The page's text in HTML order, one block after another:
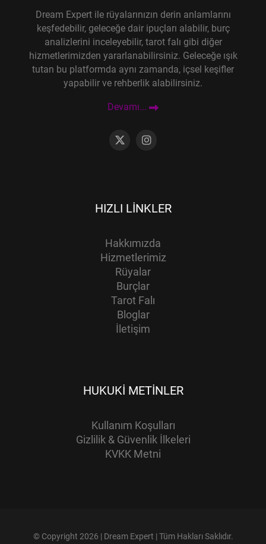
Dream Expert ile rüyalarınızın derin anlamlarını
keşfedebilir, geleceğe dair ipuçları alabilir, burç
analizlerini inceleyebilir, tarot falı gibi diğer
hizmetlerimizden yararlanabilirsiniz. Geleceğe ışık
tutan bu platformda aynı zamanda, içsel keşifler
yapabilir ve rehberlik alabilirsiniz.
Devamı...
HIZLI LINKLER
Hakkımızda
Hizmetlerimiz
Rüyalar
Burçlar
Tarot Falı
Bloglar
İletişim
HUKUKI METINLER
Kullanım Koşulları
Gizlilik & Güvenlik İlkeleri
KVKK Metni
© Copyright 2026 | Dream Expert | Tüm Hakları Saklıdır.